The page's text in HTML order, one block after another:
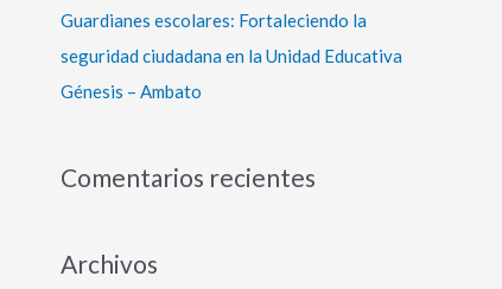
Guardianes escolares: Fortaleciendo la
seguridad ciudadana en la Unidad Educativa
Génesis – Ambato
Comentarios recientes
Archivos